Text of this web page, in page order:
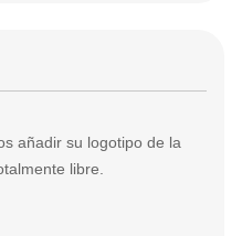
añadir su logotipo de la
libre.